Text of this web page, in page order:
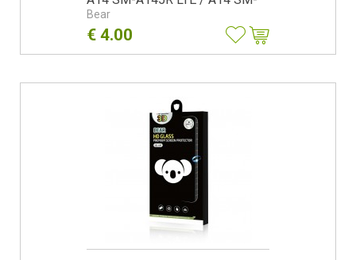
A146P 5G
Bear
€ 4.00